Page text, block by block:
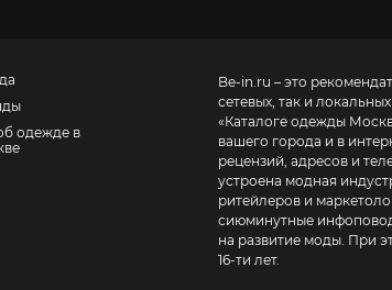
одежде в
Be-in.ru – это
сетевых, так и
«Каталоге одежды
вашего города и в
рецензий, адресов и телефонов
устроена модная
ритейлеров и
сиюминутные
на развитие моды. При
16-ти лет.